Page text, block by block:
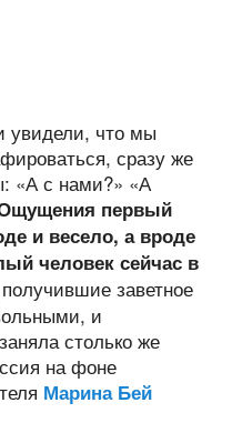
увидели, что мы
сразу же
«А с нами?» «А
первый
и весело, а вроде
человек сейчас в
заветное
и
столько же
на фоне
Марина Бей